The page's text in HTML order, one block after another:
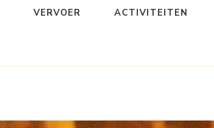
VERVOER ACTIVITEITEN